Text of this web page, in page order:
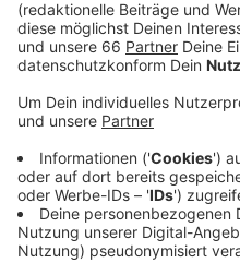
Auf einen Gutschein muss
erklärt die Expertin. Im
Rückerstattung. Das gilt
einen deutschen
Innerhalb der EU kann es
Gutscheinregeln geben.
jeweiligen Seiten des
Verbraucherzentrums